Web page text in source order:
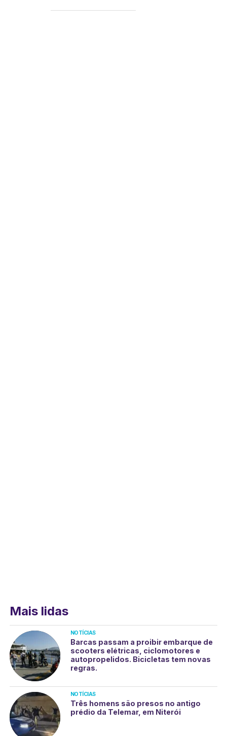
Mais lidas
NOTÍCIAS
Barcas passam a proibir embarque de
scooters elétricas, ciclomotores e
autopropelidos. Bicicletas tem novas
regras.
NOTÍCIAS
Três homens são presos no antigo
prédio da Telemar, em Niterói